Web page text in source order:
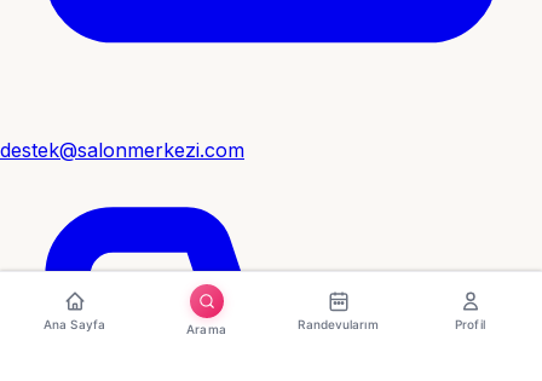
destek@salonmerkezi.com
Ana Sayfa Arama Randevularım Profil